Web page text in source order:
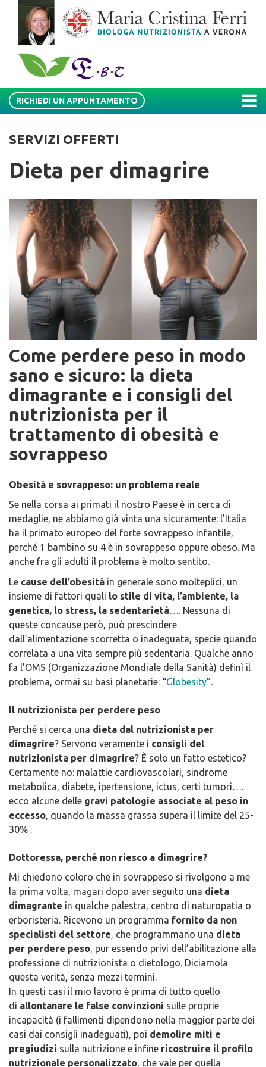
RICHIEDI UN APPUNTAMENTO
SERVIZI OFFERTI
Dieta per dimagrire
Come perdere peso in modo
sano e sicuro: la dieta
dimagrante e i consigli del
nutrizionista per il
trattamento di obesità e
sovrappeso
Obesità e sovrappeso: un problema reale
Se nella corsa ai primati il nostro Paese è in cerca di
medaglie, ne abbiamo già vinta una sicuramente: l’Italia
ha il primato europeo del forte sovrappeso infantile,
perché 1 bambino su 4 è in sovrappeso oppure obeso. Ma
anche fra gli adulti il problema è molto sentito.
Le cause dell’obesità in generale sono molteplici, un
insieme di fattori quali lo stile di vita, l’ambiente, la
genetica, lo stress, la sedentarietà…. Nessuna di
queste concause però, può prescindere
dall’alimentazione scorretta o inadeguata, specie quando
correlata a una vita sempre più sedentaria. Qualche anno
fa l’OMS (Organizzazione Mondiale della Sanità) definì il
problema, ormai su basi planetarie: “Globesity”.
Il nutrizionista per perdere peso
Perché si cerca una dieta dal nutrizionista per
dimagrire? Servono veramente i consigli del
nutrizionista per dimagrire? È solo un fatto estetico?
Certamente no: malattie cardiovascolari, sindrome
metabolica, diabete, ipertensione, ictus, certi tumori….
ecco alcune delle gravi patologie associate al peso in
eccesso, quando la massa grassa supera il limite del 25-
30% .
Dottoressa, perché non riesco a dimagrire?
Mi chiedono coloro che in sovrappeso si rivolgono a me
la prima volta, magari dopo aver seguito una dieta
dimagrante in qualche palestra, centro di naturopatia o
erboristeria. Ricevono un programma fornito da non
specialisti del settore, che programmano una dieta
per perdere peso, pur essendo privi dell’abilitazione alla
professione di nutrizionista o dietologo. Diciamola
questa verità, senza mezzi termini.
In questi casi il mio lavoro è prima di tutto quello
di allontanare le false convinzioni sulle proprie
incapacità (i fallimenti dipendono nella maggior parte dei
casi dai consigli inadeguati), poi demolire miti e
pregiudizi sulla nutrizione e infine ricostruire il profilo
nutrizionale personalizzato, che vale per quella